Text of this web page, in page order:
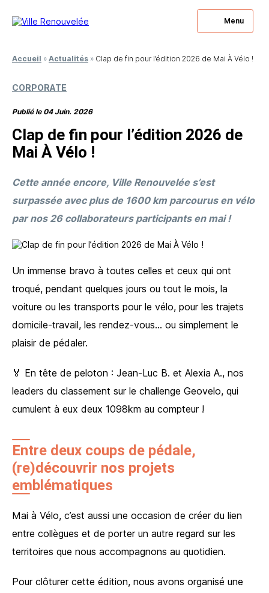
Menu
Accueil » Actualités » Clap de fin pour l’édition 2026 de Mai À Vélo !
CORPORATE
Publié le 04 Juin. 2026
Clap de fin pour l’édition 2026 de
Mai À Vélo !
Cette année encore, Ville Renouvelée s’est
surpassée avec plus de 1600 km parcourus en vélo
par nos 26 collaborateurs participants en mai !
Un immense bravo à toutes celles et ceux qui ont
troqué, pendant quelques jours ou tout le mois, la
voiture ou les transports pour le vélo, pour les trajets
domicile-travail, les rendez-vous… ou simplement le
plaisir de pédaler.
🏅 En tête de peloton : Jean-Luc B. et Alexia A., nos
leaders du classement sur le challenge Geovelo, qui
cumulent à eux deux 1098km au compteur !
Entre deux coups de pédale,
(re)découvrir nos projets
emblématiques
Mai à Vélo, c’est aussi une occasion de créer du lien
entre collègues et de porter un autre regard sur les
territoires que nous accompagnons au quotidien.
Pour clôturer cette édition, nous avons organisé une
être rappelé ?
Laissez-nous votre numéro, nous nous engageons à
vous rappeler.
J’accepte que les informations saisies soient utilisées et
et de la relation commerciale
Vos informations seront utilisées uniquement par notre société et restent
confidentielles. Vous pouvez à tout moment modifier ou supprimer ces données :
à nous poser ?
Laissez-nous votre numéro, nous nous engageons à
vous répondre.
J’accepte que les informations saisies soient utilisées et
conservées dans le cadre de ma demande d’information
et de la relation commerciale
Vos informations seront utilisées uniquement par notre société et restent
confidentielles. Vous pouvez à tout moment modifier ou supprimer ces données :
Envoyer mon message